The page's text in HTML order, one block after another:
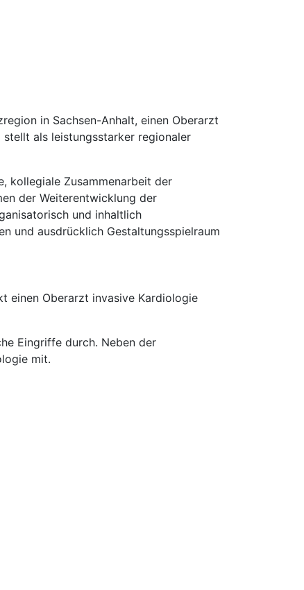
in Sachsen-Anhalt, einen Oberarzt
als leistungsstarker regionaler
kollegiale Zusammenarbeit der
der Weiterentwicklung der
und inhaltlich
und ausdrücklich Gestaltungsspielraum
einen Oberarzt invasive Kardiologie
Eingriffe durch. Neben der
mit.